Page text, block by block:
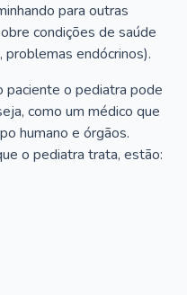
para outras
condições de saúde
endócrinos).
paciente o pediatra pode
como um médico que
humano e órgãos.
o pediatra trata, estão: